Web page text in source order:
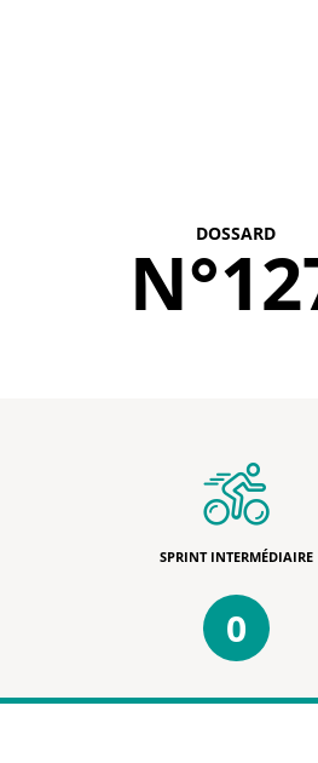
DOSSARD
SPRINT INTERMÉDIAIRE
0